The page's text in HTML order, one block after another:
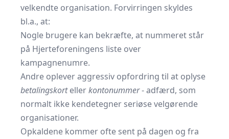
velkendte organisation. Forvirringen skyldes
bl.a., at:
Nogle brugere kan bekræfte, at nummeret står
på Hjerteforeningens liste over
kampagnenumre.
Andre oplever aggressiv opfordring til at oplyse
betalingskortellerkontonummer- adfærd, som
normalt ikke kendetegner seriøse velgørende
organisationer.
Opkaldene kommer ofte sent på dagen og fra